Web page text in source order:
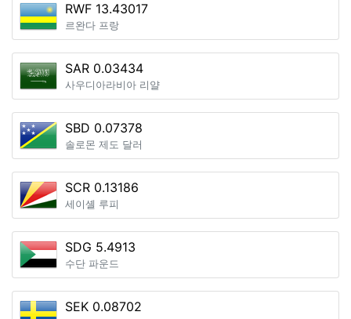
RWF 13.43017
르완다 프랑
SAR 0.03434
사우디아라비아 리얄
SBD 0.07378
솔로몬 제도 달러
SCR 0.13186
세이셸 루피
SDG 5.4913
수단 파운드
SEK 0.08702